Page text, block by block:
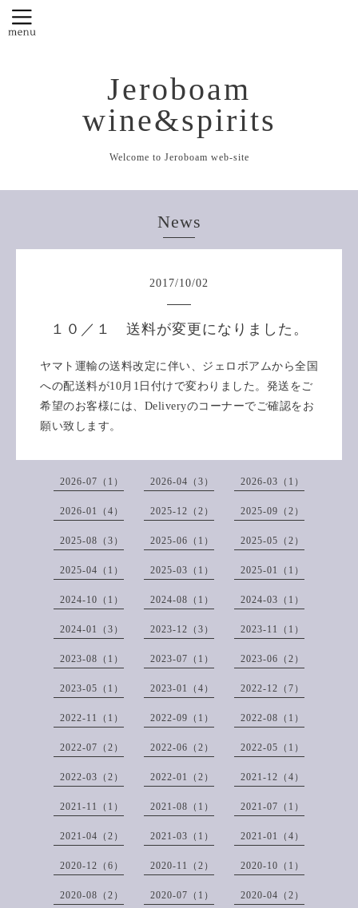
Jeroboam
wine&spirits
Welcome to Jeroboam web-site
News
2017/10/02
１０／１ 送料が変更になりました。
ヤマト運輸の送料改定に伴い、ジェロボアムから全国
への配送料が10月1日付けで変わりました。発送をご
希望のお客様には、Deliveryのコーナーでご確認をお
願い致します。
2026-07（1） 2026-04（3） 2026-03（1）
2026-01（4） 2025-12（2） 2025-09（2）
2025-08（3） 2025-06（1） 2025-05（2）
2025-04（1） 2025-03（1） 2025-01（1）
2024-10（1） 2024-08（1） 2024-03（1）
2024-01（3） 2023-12（3） 2023-11（1）
2023-08（1） 2023-07（1） 2023-06（2）
2023-05（1） 2023-01（4） 2022-12（7）
2022-11（1） 2022-09（1） 2022-08（1）
2022-07（2） 2022-06（2） 2022-05（1）
2022-03（2） 2022-01（2） 2021-12（4）
2021-11（1） 2021-08（1） 2021-07（1）
2021-04（2） 2021-03（1） 2021-01（4）
2020-12（6） 2020-11（2） 2020-10（1）
2020-08（2） 2020-07（1） 2020-04（2）